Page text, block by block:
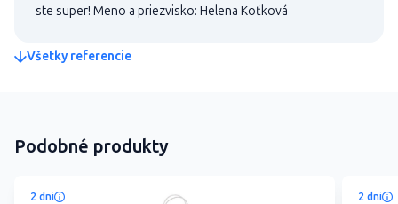
ste super! Meno a priezvisko: Helena Koťková
Všetky referencie
Podobné produkty
2 dni 2 dni